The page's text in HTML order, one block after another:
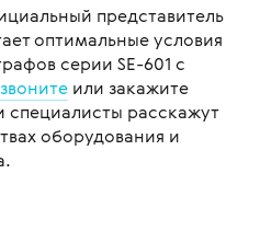
представитель
оптимальные условия
серии SE-601 с
или закажите
специалисты расскажут
оборудования и